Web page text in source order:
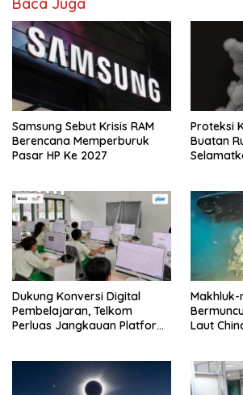
Samsung Sebut Krisis RAM
Berencana Memperburuk
Pasar HP Ke 2027
Proteksi
Buatan
Dukung Konversi Digital
Pembelajaran, Telkom
Perluas Jangkauan Platform
Laut